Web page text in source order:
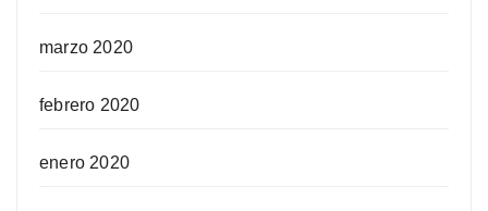
marzo 2020
febrero 2020
enero 2020